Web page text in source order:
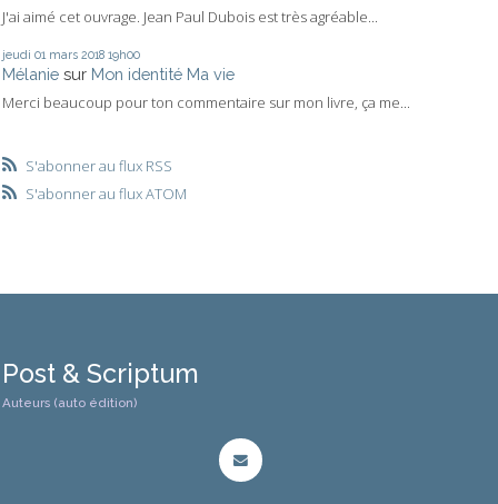
J'ai aimé cet ouvrage. Jean Paul Dubois est très agréable...
jeudi 01 mars 2018 19h00
Mélanie sur Mon identité Ma vie
Merci beaucoup pour ton commentaire sur mon livre, ça me...
S'abonner au flux RSS
S'abonner au flux ATOM
Post & Scriptum
Auteurs (auto édition)